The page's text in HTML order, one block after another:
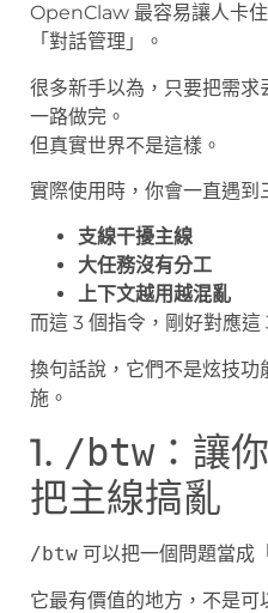
OpenClaw 最容易讓人卡
「對話管理」。
很多新手以為，只要把需
一路做完。
但真實世界不是這樣。
實際使用時，你會一直遇到
支線干擾主線
大任務沒有分工
上下文越用越混亂
而這 3 個指令，剛好對應這
換句話說，它們不是炫技
施。
1. /btw：讓
把主線搞亂
/btw 可以把一個問題當成
它最有價值的地方，不是可